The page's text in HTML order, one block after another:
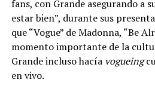
fans, con Grande asegurando a
estar bien”, durante sus
que “Vogue” de Madonna, “Be
momento importante de la
Grande incluso hacía vogueing
en vivo.